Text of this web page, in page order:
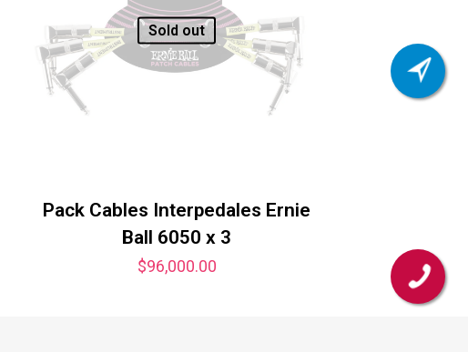
Sold out
Pack Cables Interpedales Ernie
Ball 6050 x 3
$96,000.00